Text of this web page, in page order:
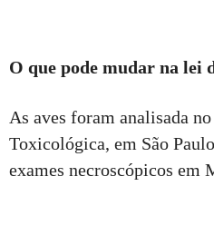
O que pode mudar na lei
As aves foram analisada
Toxicológica, em São
exames necroscópicos em